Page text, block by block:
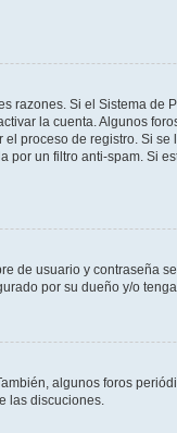
razones. Si el Sistema
la cuenta. Algunos
proceso de registro. Si
un filtro anti-spam. Si
de usuario y contraseña
por su dueño y/o
algunos foros
las discuciones.